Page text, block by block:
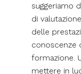
suggeriamo
di
delle
conoscenze
formazione.
mettere in